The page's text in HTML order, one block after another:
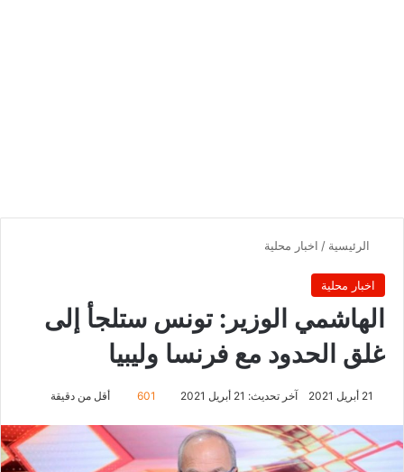
الرئيسية / اخبار محلية
اخبار محلية
الهاشمي الوزير: تونس ستلجأ إلى
غلق الحدود مع فرنسا وليبيا
21 أبريل 2021 آخر تحديث: 21 أبريل 2021 601 أقل من دقيقة